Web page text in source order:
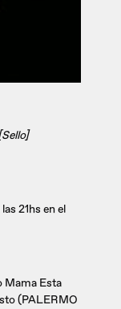
21hs en el
Mama Esta
(PALERMO